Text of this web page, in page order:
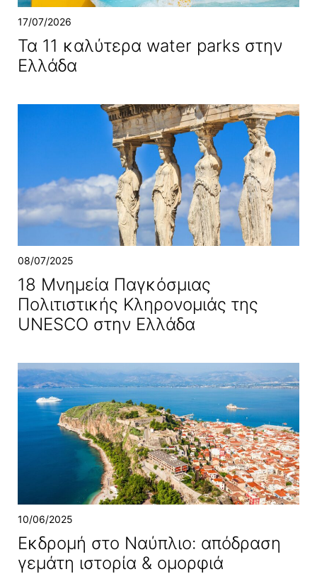
17/07/2026
Τα 11 καλύτερα water parks στην
Ελλάδα
08/07/2025
18 Μνημεία Παγκόσμιας
Πολιτιστικής Κληρονομιάς της
UNESCO στην Ελλάδα
10/06/2025
Εκδρομή στο Ναύπλιο: απόδραση
γεμάτη ιστορία & ομορφιά